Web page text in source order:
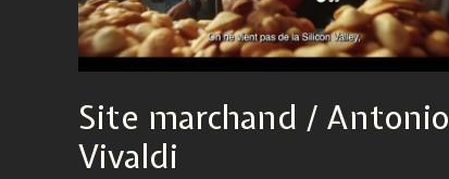
Site marchand / Antonio
Vivaldi